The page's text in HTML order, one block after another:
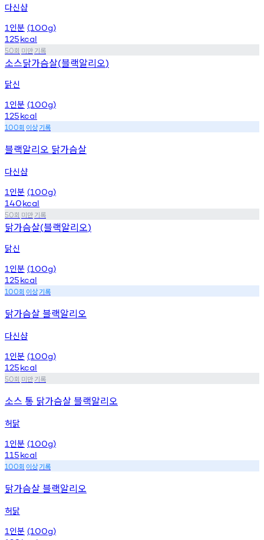
다신샵
1 인분 (100g)
125kcal
50회 미만기록
소스닭가슴살(블랙알리오)
닭신
1 인분 (100g)
125kcal
100회 이상기록
블랙알리오 닭가슴살
다신샵
1 인분 (100g)
140kcal
50회 미만기록
닭가슴살(블랙알리오)
닭신
1 인분 (100g)
125kcal
100회 이상기록
닭가슴살 블랙알리오
다신샵
1 인분 (100g)
125kcal
50회 미만기록
소스 통 닭가슴살 블랙알리오
허닭
1 인분 (100g)
115kcal
100회 이상기록
닭가슴살 블랙알리오
허닭
1 인분 (100g)